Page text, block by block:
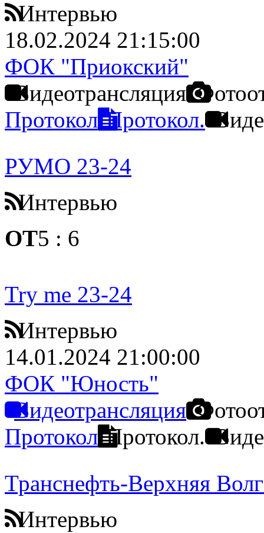
Интервью
18.02.2024 21:15:00
ФОК "Приокский"
Видеотрансляция
Протокол Протокол.
РУМО 23-24
Интервью
ОТ5 : 6
Try me 23-24
Интервью
14.01.2024 21:00:00
ФОК "Юность"
Видеотрансляция
Протокол Протокол.
Транснефть-Верхняя
Интервью